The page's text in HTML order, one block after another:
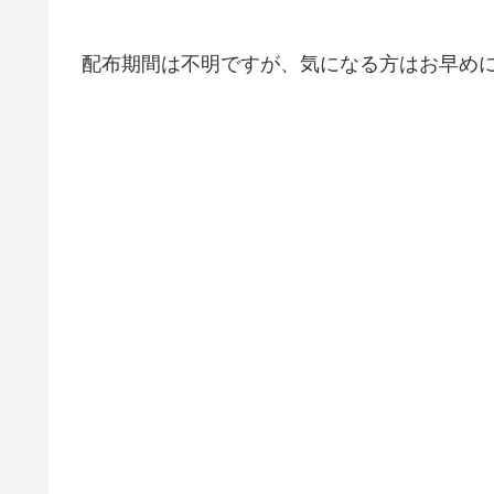
配布期間は不明ですが、気になる方はお早め